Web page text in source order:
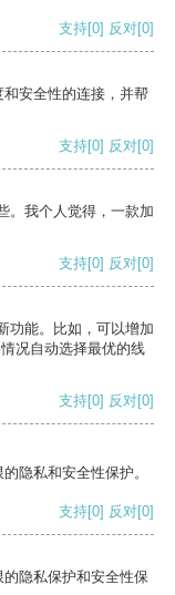
支持[0] 反对[0]
安全性的连接，并帮
支持[0] 反对[0]
。我个人觉得，一款加
支持[0] 反对[0]
功能。比如，可以增加
况自动选择最优的线
支持[0] 反对[0]
隐私和安全性保护。
支持[0] 反对[0]
隐私保护和安全性保